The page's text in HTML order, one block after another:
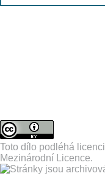
Toto dílo podléhá licenci
Mezinárodní Licence.